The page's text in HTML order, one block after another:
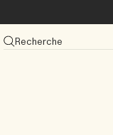
Recherche